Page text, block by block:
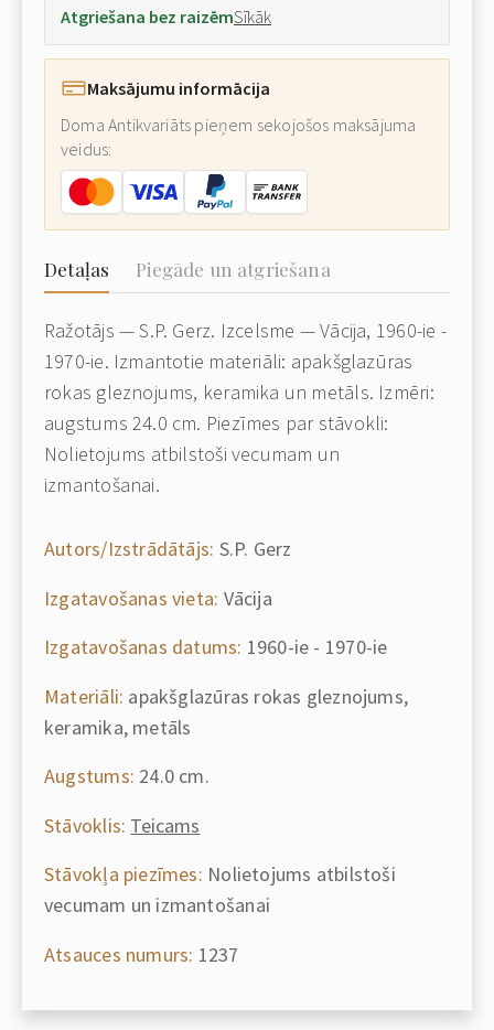
Atgriešana bez raizēmSīkāk
Maksājumu informācija
Doma Antikvariāts pieņem sekojošos maksājuma
veidus:
Detaļas Piegāde un atgriešana
Ražotājs — S.P. Gerz. Izcelsme — Vācija, 1960-ie -
1970-ie. Izmantotie materiāli: apakšglazūras
rokas gleznojums, keramika un metāls. Izmēri:
augstums 24.0 cm. Piezīmes par stāvokli:
Nolietojums atbilstoši vecumam un
izmantošanai.
Autors/Izstrādātājs: S.P. Gerz
Izgatavošanas vieta: Vācija
Izgatavošanas datums: 1960-ie - 1970-ie
Materiāli: apakšglazūras rokas gleznojums,
keramika, metāls
Augstums: 24.0 cm.
Stāvoklis: Teicams
Stāvokļa piezīmes: Nolietojums atbilstoši
vecumam un izmantošanai
Atsauces numurs: 1237